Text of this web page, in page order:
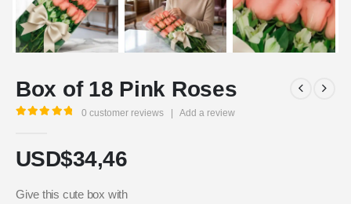
Box of 18 Pink Roses
0 customer reviews | Add a review
USD$34,46
Give this cute box with